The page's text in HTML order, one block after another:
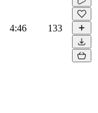
4:46 133